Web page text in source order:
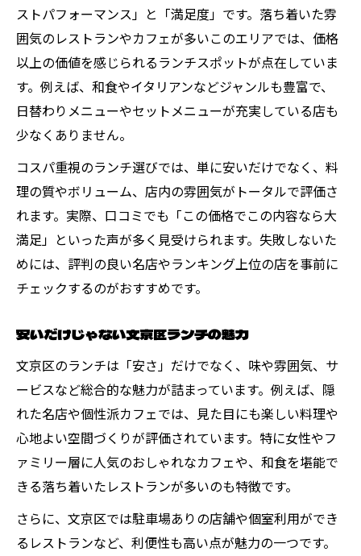
ストパフォーマンス」と「満足度」です。落ち着いた雰
囲気のレストランやカフェが多いこのエリアでは、価格
以上の価値を感じられるランチスポットが点在していま
す。例えば、和食やイタリアンなどジャンルも豊富で、
日替わりメニューやセットメニューが充実している店も
少なくありません。
コスパ重視のランチ選びでは、単に安いだけでなく、料
理の質やボリューム、店内の雰囲気がトータルで評価さ
れます。実際、口コミでも「この価格でこの内容なら大
満足」といった声が多く見受けられます。失敗しないた
めには、評判の良い名店やランキング上位の店を事前に
チェックするのがおすすめです。
安いだけじゃない文京区ランチの魅力
文京区のランチは「安さ」だけでなく、味や雰囲気、サ
ービスなど総合的な魅力が詰まっています。例えば、隠
れた名店や個性派カフェでは、見た目にも楽しい料理や
心地よい空間づくりが評価されています。特に女性やフ
ァミリー層に人気のおしゃれなカフェや、和食を堪能で
きる落ち着いたレストランが多いのも特徴です。
さらに、文京区では駐車場ありの店舗や個室利用ができ
るレストランなど、利便性も高い点が魅力の一つです。